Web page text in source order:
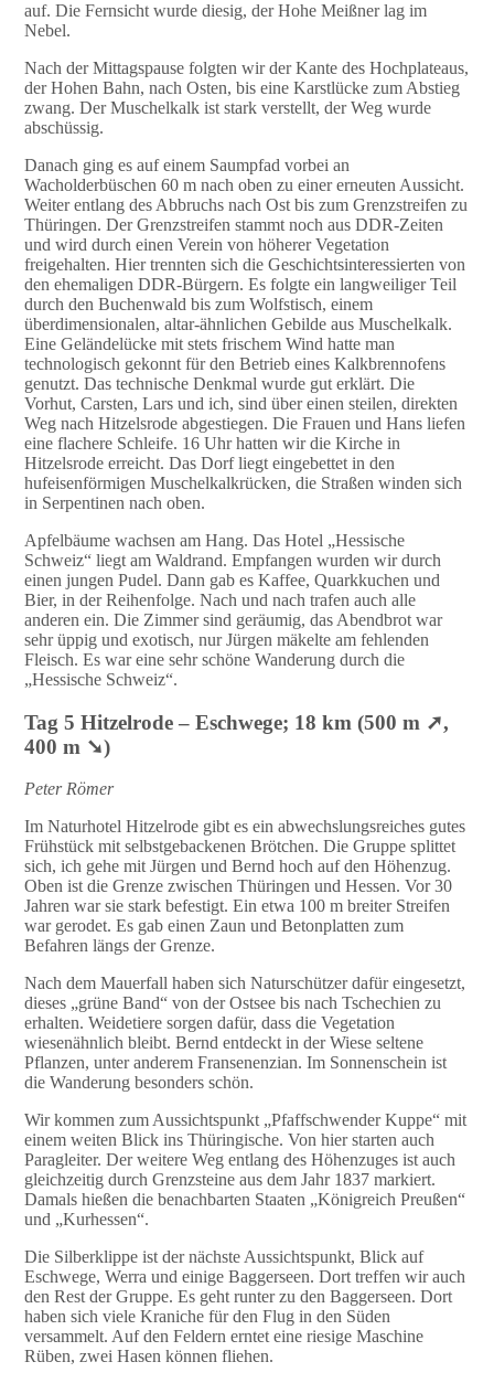
auf. Die Fernsicht wurde diesig, der Hohe Meißner lag im
Nebel.
Nach der Mittagspause folgten wir der Kante des Hochplateaus,
der Hohen Bahn, nach Osten, bis eine Karstlücke zum Abstieg
zwang. Der Muschelkalk ist stark verstellt, der Weg wurde
abschüssig.
Danach ging es auf einem Saumpfad vorbei an
Wacholderbüschen 60 m nach oben zu einer erneuten Aussicht.
Weiter entlang des Abbruchs nach Ost bis zum Grenzstreifen zu
Thüringen. Der Grenzstreifen stammt noch aus DDR-Zeiten
und wird durch einen Verein von höherer Vegetation
freigehalten. Hier trennten sich die Geschichtsinteressierten von
den ehemaligen DDR-Bürgern. Es folgte ein langweiliger Teil
durch den Buchenwald bis zum Wolfstisch, einem
überdimensionalen, altar-ähnlichen Gebilde aus Muschelkalk.
Eine Geländelücke mit stets frischem Wind hatte man
technologisch gekonnt für den Betrieb eines Kalkbrennofens
genutzt. Das technische Denkmal wurde gut erklärt. Die
Vorhut, Carsten, Lars und ich, sind über einen steilen, direkten
Weg nach Hitzelsrode abgestiegen. Die Frauen und Hans liefen
eine flachere Schleife. 16 Uhr hatten wir die Kirche in
Hitzelsrode erreicht. Das Dorf liegt eingebettet in den
hufeisenförmigen Muschelkalkrücken, die Straßen winden sich
in Serpentinen nach oben.
Apfelbäume wachsen am Hang. Das Hotel „Hessische
Schweiz“ liegt am Waldrand. Empfangen wurden wir durch
einen jungen Pudel. Dann gab es Kaffee, Quarkkuchen und
Bier, in der Reihenfolge. Nach und nach trafen auch alle
anderen ein. Die Zimmer sind geräumig, das Abendbrot war
sehr üppig und exotisch, nur Jürgen mäkelte am fehlenden
Fleisch. Es war eine sehr schöne Wanderung durch die
„Hessische Schweiz“.
Tag 5 Hitzelrode – Eschwege; 18 km (500 m ➚,
400 m ➘)
Peter Römer
Im Naturhotel Hitzelrode gibt es ein abwechslungsreiches gutes
Frühstück mit selbstgebackenen Brötchen. Die Gruppe splittet
sich, ich gehe mit Jürgen und Bernd hoch auf den Höhenzug.
Oben ist die Grenze zwischen Thüringen und Hessen. Vor 30
Jahren war sie stark befestigt. Ein etwa 100 m breiter Streifen
war gerodet. Es gab einen Zaun und Betonplatten zum
Befahren längs der Grenze.
Nach dem Mauerfall haben sich Naturschützer dafür eingesetzt,
dieses „grüne Band“ von der Ostsee bis nach Tschechien zu
erhalten. Weidetiere sorgen dafür, dass die Vegetation
wiesenähnlich bleibt. Bernd entdeckt in der Wiese seltene
Pflanzen, unter anderem Fransenenzian. Im Sonnenschein ist
die Wanderung besonders schön.
Wir kommen zum Aussichtspunkt „Pfaffschwender Kuppe“ mit
einem weiten Blick ins Thüringische. Von hier starten auch
Paragleiter. Der weitere Weg entlang des Höhenzuges ist auch
gleichzeitig durch Grenzsteine aus dem Jahr 1837 markiert.
Damals hießen die benachbarten Staaten „Königreich Preußen“
und „Kurhessen“.
Die Silberklippe ist der nächste Aussichtspunkt, Blick auf
Eschwege, Werra und einige Baggerseen. Dort treffen wir auch
den Rest der Gruppe. Es geht runter zu den Baggerseen. Dort
haben sich viele Kraniche für den Flug in den Süden
versammelt. Auf den Feldern erntet eine riesige Maschine
Rüben, zwei Hasen können fliehen.